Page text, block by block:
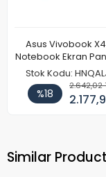
Asus Vivobook
Notebook Ekran
(FHD)
Stok Kodu:
%18
2.642,02
Similar